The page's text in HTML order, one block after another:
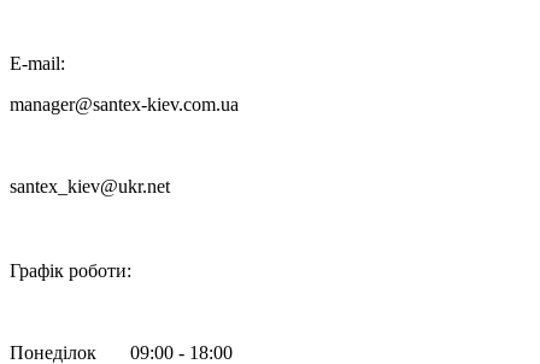
E-mail:
manager@santex-kiev.com.ua
santex_kiev@ukr.net
Графік роботи:
Понеділок 09:00 - 18:00